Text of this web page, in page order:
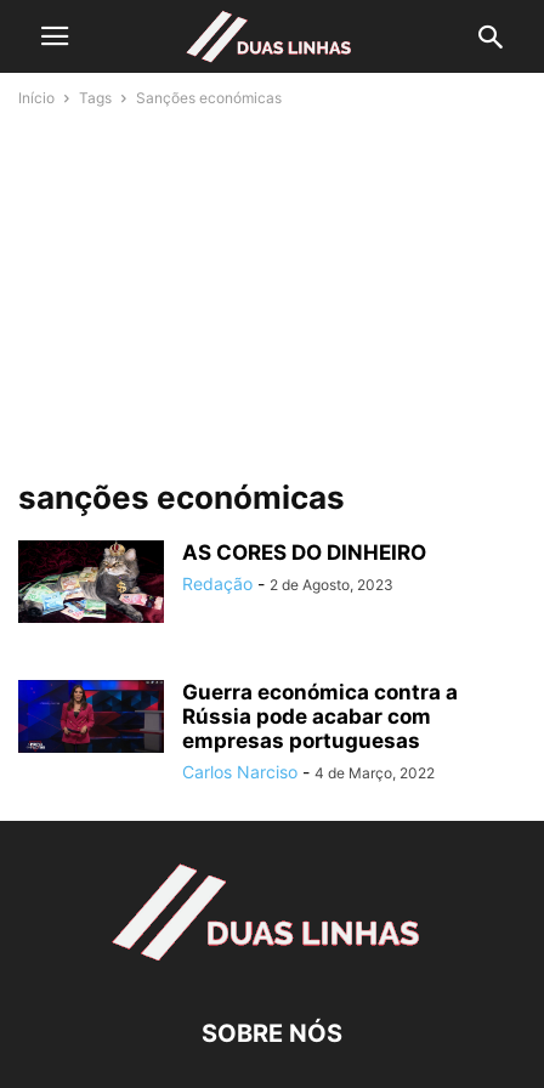
Início Tags Sanções económicas
sanções económicas
AS CORES DO DINHEIRO
Redação - 2 de Agosto, 2023
Guerra económica contra a
Rússia pode acabar com
empresas portuguesas
Carlos Narciso - 4 de Março, 2022
SOBRE NÓS